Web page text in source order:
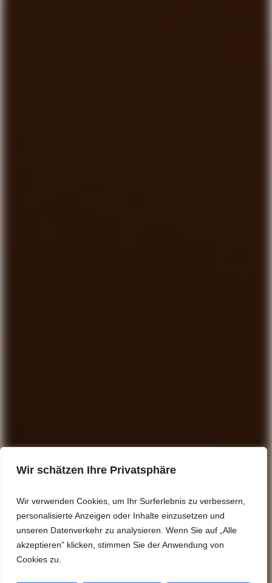
Wir schätzen Ihre Privatsphäre
Wir verwenden Cookies, um Ihr Surferlebnis zu verbessern,
personalisierte Anzeigen oder Inhalte einzusetzen und
unseren Datenverkehr zu analysieren. Wenn Sie auf „Alle
akzeptieren" klicken, stimmen Sie der Anwendung von
Cookies zu.